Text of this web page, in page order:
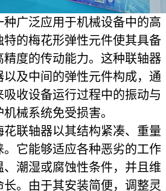
种广泛应用于机械设备中的高
的梅花形弹性元件使其具备
度的传动能力。这种联轴器
及中间的弹性元件构成，通
收设备运行过程中的振动与
械系统免受损害。
花联轴器以其结构紧凑、重量
它能够适应各种恶劣的工作
潮湿或腐蚀性条件，并且维
。由于其安装简便，调整灵